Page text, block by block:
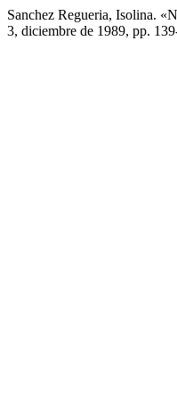
Sanchez Regueria,
3, diciembre de 1989, pp.